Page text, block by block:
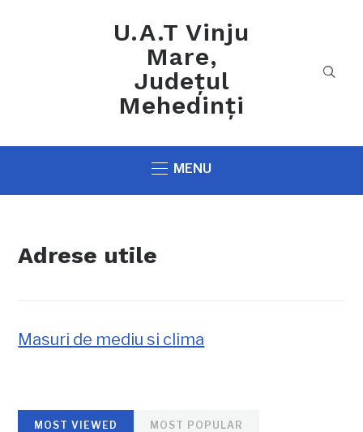
U.A.T Vinju
Mare,
Județul
Mehedinți
MENU
Adrese utile
Masuri de mediu si clima
MOST VIEWED MOST POPULAR